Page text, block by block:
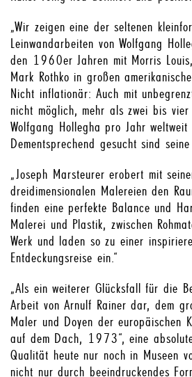
„Wir zeigen eine der seltenen
Leinwandarbeiten von Wolfgang
den 1960er Jahren mit Morris
Mark Rothko in großen
Nicht inflationär: Auch mit
nicht möglich, mehr als zwei bis vier
Wolfgang Hollegha pro Jahr weltweit
Dementsprechend gesucht sind seine
„Joseph Marsteurer erobert mit
dreidimensionalen Malereien den
finden eine perfekte Balance und
Malerei und Plastik, zwischen
Werk und laden so zu einer
Entdeckungsreise ein.“
„Als ein weiterer Glücksfall für die
Arbeit von Arnulf Rainer dar, dem
Maler und Doyen der europäischen
auf dem Dach, 1973“, eine
Qualität heute nur noch in Museen
nicht nur durch beeindruckendes